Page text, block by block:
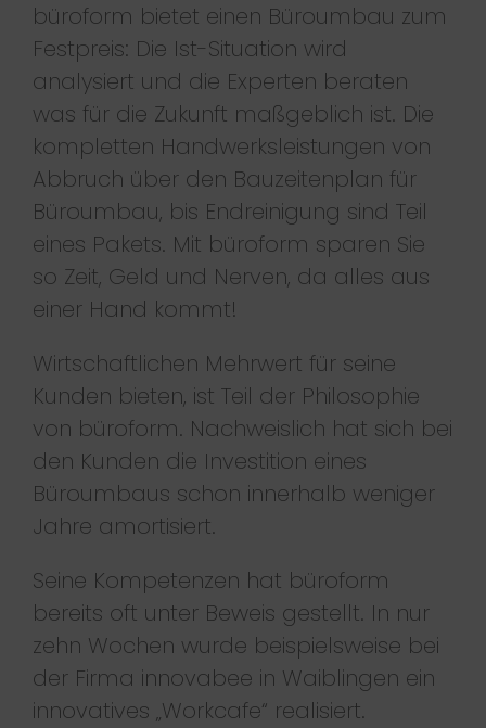
büroform bietet einen Büroumbau zum
Festpreis: Die Ist-Situation wird
analysiert und die Experten beraten
was für die Zukunft maßgeblich ist. Die
kompletten Handwerksleistungen von
Abbruch über den Bauzeitenplan für
Büroumbau, bis Endreinigung sind Teil
eines Pakets. Mit büroform sparen Sie
so Zeit, Geld und Nerven, da alles aus
einer Hand kommt!
Wirtschaftlichen Mehrwert für seine
Kunden bieten, ist Teil der Philosophie
von büroform. Nachweislich hat sich bei
den Kunden die Investition eines
Büroumbaus schon innerhalb weniger
Jahre amortisiert.
Seine Kompetenzen hat büroform
bereits oft unter Beweis gestellt. In nur
zehn Wochen wurde beispielsweise bei
der Firma innovabee in Waiblingen ein
innovatives „Workcafe“ realisiert.